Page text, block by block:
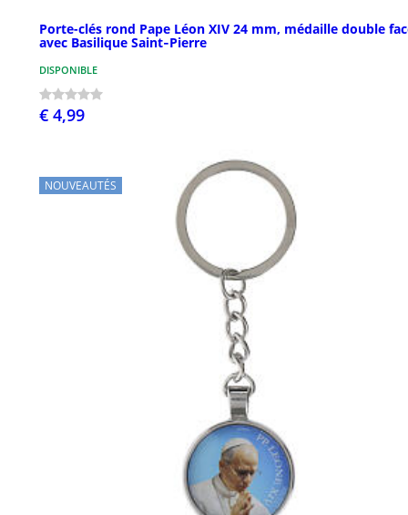
Porte-clés rond Pape Léon XIV 24 mm, médaille double
avec Basilique Saint‑Pierre
DISPONIBLE
€ 4,99
NOUVEAUTÉS